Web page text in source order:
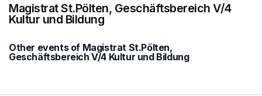
Magistrat St.Pölten, Geschäftsbereich V/4
Kultur und Bildung
Other events of Magistrat St.Pölten,
Geschäftsbereich V/4 Kultur und Bildung